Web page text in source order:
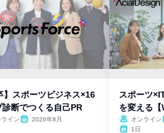
】スポーツビジネス×16
診断でつくる自己PR
ライン
2026年8月
スポーツ
を変える【
オンライン
1日